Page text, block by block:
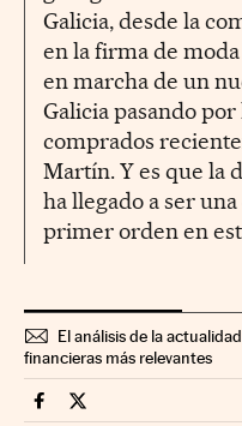
Galicia, desde la
en la firma de
en marcha de un
Galicia pasando
comprados
Martín. Y es que la
ha llegado a ser
primer orden en
El análisis de la
financieras más relevantes
Companias Cinco Días
Companias Cinco